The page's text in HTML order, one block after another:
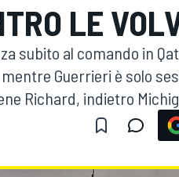
LE
subito al comando in
Guerrieri è solo
Richard, indietro